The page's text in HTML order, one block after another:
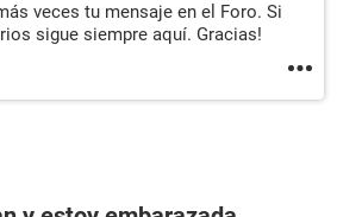
veces tu mensaje en el Foro. Si
sigue siempre aquí. Gracias!